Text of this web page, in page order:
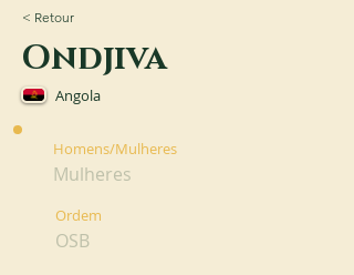
< Retour
Ondjiva
Angola
Homens/Mulheres
Mulheres
Ordem
OSB